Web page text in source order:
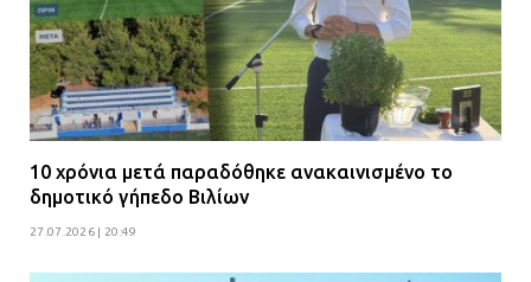
10 χρόνια μετά παραδόθηκε ανακαινισμένο το
δημοτικό γήπεδο Βιλίων
27.07.2026 | 20:49